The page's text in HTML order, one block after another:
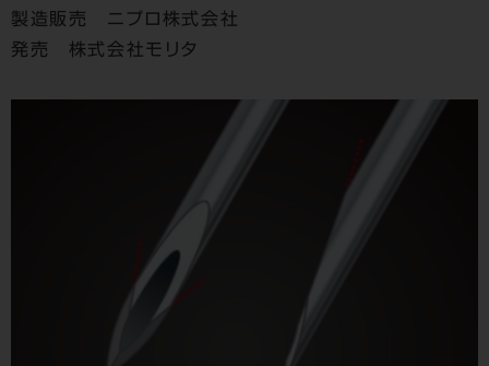
製造販売 ニプロ株式会社
発売 株式会社モリタ